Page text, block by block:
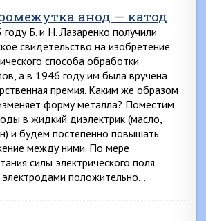
анод — катод
Б. и Н. Лазаренко получили
свидетельство на изобретение
способа обработки
а в 1946 году им была вручена
премия. Каким же образом
форму металла? Поместим
в жидкий диэлектрик (масло,
и будем постепенно повышать
между ними. По мере
силы электрического поля
положительно…